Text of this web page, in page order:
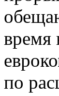
время
по